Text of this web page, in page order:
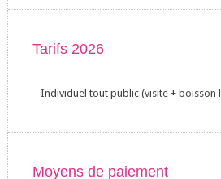
Tarifs 2026
Individuel tout public (visite + boisson
Moyens de paiement